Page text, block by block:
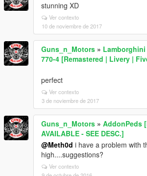
stunning XD
Ver contexto
10 de noviembre de 2017
Guns_n_Motors »
770-4 [Remastered | Livery |
perfect
Ver contexto
3 de noviembre de 2017
Guns_n_Motors » AddonPeds
AVAILABLE - SEE DESC.]
@Meth0d i have a problem with
high....suggestions?
Ver contexto